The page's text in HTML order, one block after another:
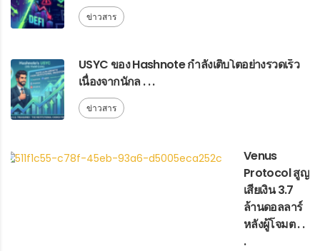
ข่าวสาร
USYC ของ Hashnote กำลังเติบโตอย่างรวดเร็ว
เนื่องจากนักล . . .
ข่าวสาร
Venus
Protocol สูญ
เสียเงิน 3.7
ล้านดอลลาร์
หลังผู้โจมต . .
.